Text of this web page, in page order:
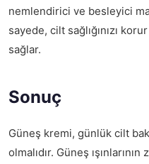
nemlendirici ve besleyici
sayede, cilt sağlığınızı
sağlar.
Sonuç
Güneş kremi, günlük cilt
olmalıdır. Güneş